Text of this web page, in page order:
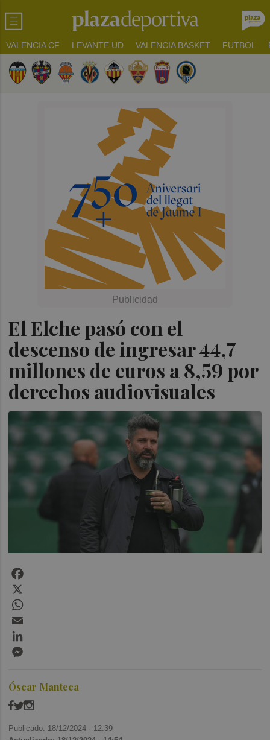
VALENCIA CF LEVANTE UD VALENCIA BASKET FUTBOL
El Elche pasó con el
descenso de ingresar 44,7
millones de euros a 8,59 por
derechos audiovisuales
Óscar Manteca
Publicado: 18/12/2024 · 12:39